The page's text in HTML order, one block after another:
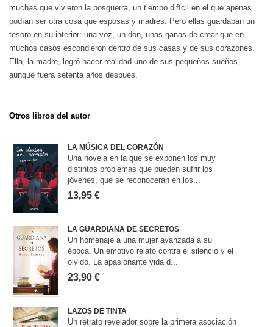
muchas que vivieron la posguerra, un tiempo difícil en el que apenas
podían ser otra cosa que esposas y madres. Pero ellas guardaban un
tesoro en su interior: una voz, un don, unas ganas de crear que en
muchos casos escondieron dentro de sus casas y de sus corazones.
Ella, la madre, logró hacer realidad uno de sus pequeños sueños,
aunque fuera setenta años después.
Otros libros del autor
LA MÚSICA DEL CORAZÓN
Una novela en la que se exponen los muy
distintos problemas que pueden sufrir los
jóvenes, que se reconocerán en los...
13,95 €
LA GUARDIANA DE SECRETOS
Un homenaje a una mujer avanzada a su
época. Un emotivo relato contra el silencio y el
olvido. La apasionante vida d...
23,90 €
LAZOS DE TINTA
Un retrato revelador sobre la primera asociación